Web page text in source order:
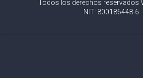
Todos los derechos reservados
NIT: 800186448-6